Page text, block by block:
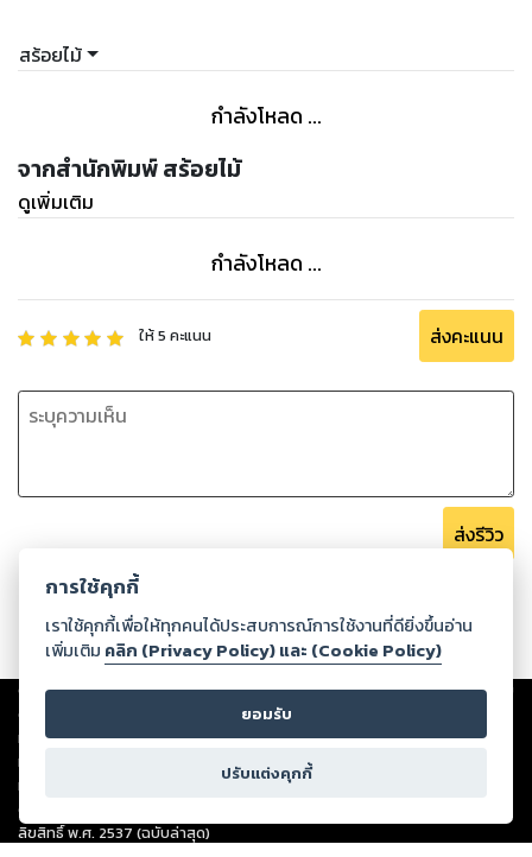
สร้อยไม้
กำลังโหลด ...
จากสำนักพิมพ์ สร้อยไม้
ดูเพิ่มเติม
กำลังโหลด ...
ให้5 คะแนน ส่งคะแนน
ส่งรีวิว
Copyright ©2026Storylog Co., Ltd. - สตอรี่ล็อกขอสงวนสิทธิ์ไม่รับผิดชอบ
ต่อผลงานหรือเนื้อหาใดที่อัปโหลดผ่านเว็บไซต์และปรากฏว่าละเมิดสิทธิใน
ทรัพย์สินทางปัญญาของบุคคลอื่นหรือขัดต่อกฎหมายและศีลธรรม ดังนั้น ผู้อ่าน
ทุกท่านโปรดใช้วิจารณญาณในการกลั่นกรองด้วยตนเอง และหากท่านพบว่าส่วน
หนึ่งส่วนใดขัดต่อกฎหมายและศีลธรรม กรุณาแจ้งมายังบริษัท เพื่อทีมงานจะได้
ดำเนินการในทันที ทั้งนี้ ทางสตอรี่ล็อกขอสงวนลิขสิทธิ์ตามพระราชบัญญัติ
ลิขสิทธิ์ พ.ศ. 2537 (ฉบับล่าสุด)
การใช้คุกกี้
เราใช้คุกกี้เพื่อให้ทุกคนได้ประสบการณ์การใช้งานที่ดียิ่งขึ้นอ่าน
เพิ่มเติม คลิก (Privacy Policy) และ (Cookie Policy)
ยอมรับ
ปรับแต่งคุกกี้